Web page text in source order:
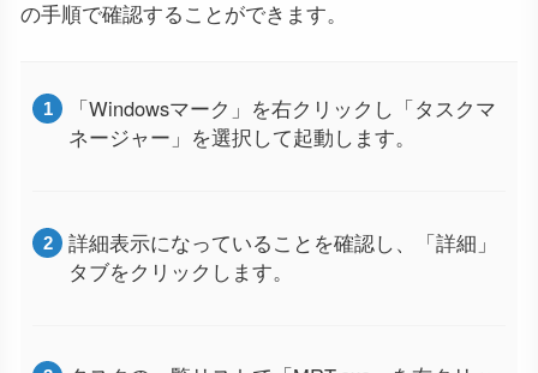
の手順で確認することができます。
「Windowsマーク」を右クリックし「タスクマ
ネージャー」を選択して起動します。
詳細表示になっていることを確認し、「詳細」
タブをクリックします。